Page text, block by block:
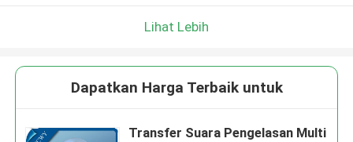
Lihat Lebih
Dapatkan Harga Terbaik untuk
Transfer Suara Pengelasan Multi